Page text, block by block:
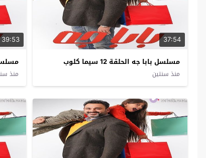
37:54
مسلسل بابا جه الحلقة 12 سيما كلوب
منذ سنتين
39:53
مسلسل
منذ